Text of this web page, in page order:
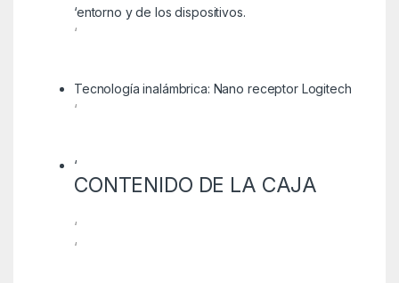
‘entorno y de los dispositivos.
‘
Tecnología inalámbrica: Nano receptor Logitech
‘
‘
CONTENIDO DE LA CAJA
‘
‘